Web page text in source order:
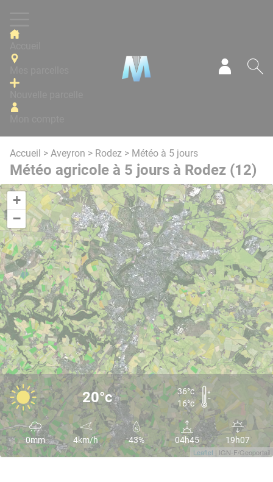
Accueil > Aveyron > Rodez > Météo à 5 jours
Météo agricole à 5 jours à Rodez (12)
+
−
Leaflet | IGN-F/Geoportail
20°c
36°c
16°c
0mm 4km/h 43% 04h45 19h07